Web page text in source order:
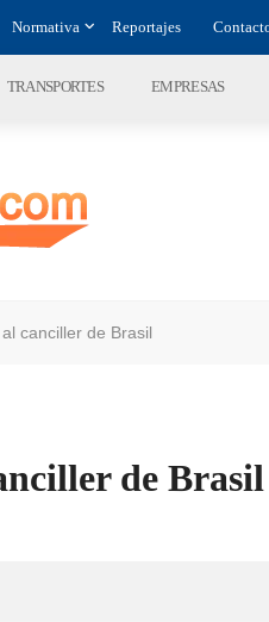
Normativa Reportajes
TRANSPORTES EMPRESAS
canciller de Brasil
de Brasil